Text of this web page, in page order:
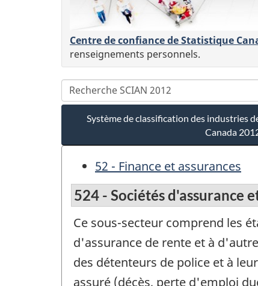
Centre de confiance de Statistique
renseignements personnels.
Système de classification des industries
Canada
52 - Finance et assurances
524 - Sociétés d'assurance
Ce sous-secteur comprend les
d'assurance de rente et à
des détenteurs de police et à
assuré (décès, perte d'emploi